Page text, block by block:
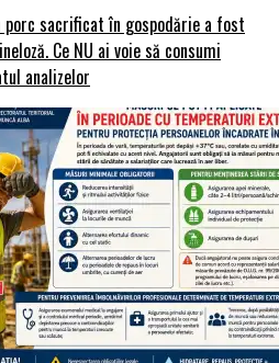
porc sacrificat în gospodărie a fost
Ce NU ai voie să consumi
analizelor